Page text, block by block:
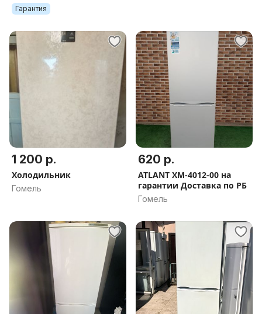
Гарантия
1 200 р.
Холодильник
Гомель
620 р.
ATLANT ХМ-4012-00 на
гарантии Доставка по РБ
Гомель